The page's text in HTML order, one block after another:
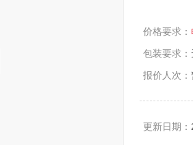
价格要求：
包装要求：
报价人次：
更新日期：